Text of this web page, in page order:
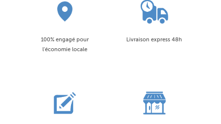
100% engagé pour
l'économie locale
Livraison express 48h